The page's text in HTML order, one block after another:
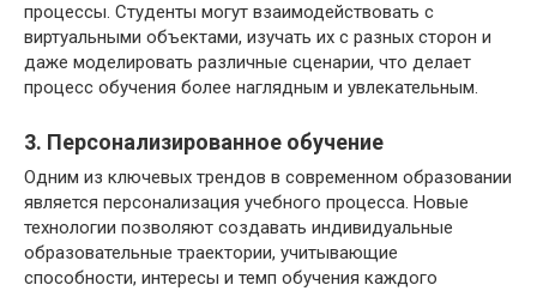
процессы. Студенты могут взаимодействовать с
виртуальными объектами, изучать их с разных сторон и
даже моделировать различные сценарии, что делает
процесс обучения более наглядным и увлекательным.
3. Персонализированное обучение
Одним из ключевых трендов в современном образовании
является персонализация учебного процесса. Новые
технологии позволяют создавать индивидуальные
образовательные траектории, учитывающие
способности, интересы и темп обучения каждого